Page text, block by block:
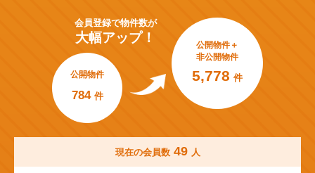
会員登録で物件数が
大幅アップ！
公開物件
784 件
公開物件＋
非公開物件
5,778 件
現在の会員数 49 人